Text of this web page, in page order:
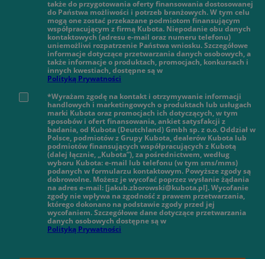
także do przygotowania oferty finansowania dostosowanej
do Państwa możliwości i potrzeb branżowych. W tym celu
mogą one zostać przekazane podmiotom finansującym
współpracującym z firmą Kubota. Niepodanie obu danych
kontaktowych (adresu e-mail oraz numeru telefonu)
uniemożliwi rozpatrzenie Państwa wniosku. Szczegółowe
informacje dotyczące przetwarzania danych osobowych, a
także informacje o produktach, promocjach, konkursach i
innych kwestiach, dostępne są w
Polityką Prywatności
*Wyrażam zgodę na kontakt i otrzymywanie informacji
handlowych i marketingowych o produktach lub usługach
marki Kubota oraz promocjach ich dotyczących, w tym
sposobów i ofert finansowania, ankiet satysfakcji z
badania, od Kubota (Deutchland) Gmbh sp. z o.o. Oddział w
Polsce, podmiotów z Grupy Kubota, dealerów Kubota lub
podmiotów finansujących współpracujących z Kubotą
(dalej łącznie, „Kubota”), za pośrednictwem, według
wyboru Kubota: e-mail lub telefonu (w tym sms/mms)
podanych w formularzu kontaktowym. Powyższe zgody są
dobrowolne. Możesz je wycofać poprzez wysłanie żądania
na adres e-mail: [jakub.zborowski@kubota.pl]. Wycofanie
zgody nie wpływa na zgodność z prawem przetwarzania,
którego dokonano na podstawie zgody przed jej
wycofaniem. Szczegółowe dane dotyczące przetwarzania
danych osobowych dostępne są w
Polityką Prywatności